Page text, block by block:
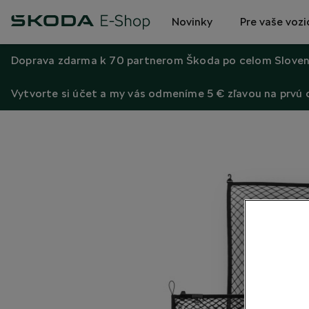
Novinky Pre vaše
Doprava zdarma k 70 partnerom Škoda po celom
Vytvorte si účet a my vás odmeníme 5 € zľavou na